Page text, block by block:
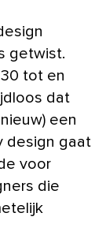
getwist.
tot en
dat
een
design gaat
voor
die